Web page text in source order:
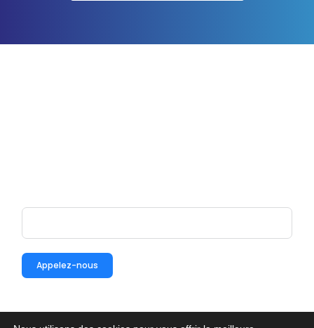
Appelez-nous